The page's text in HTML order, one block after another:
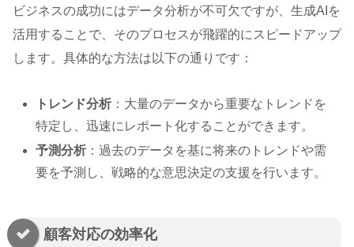
ビジネスの成功にはデータ分析が不可欠ですが、生成AIを
活用することで、そのプロセスが飛躍的にスピードアップ
します。具体的な方法は以下の通りです：
トレンド分析 ：大量のデータから重要なトレンドを
特定し、迅速にレポート化することができます。
予測分析 ：過去のデータを基に将来のトレンドや需
要を予測し、戦略的な意思決定の支援を行います。
顧客対応の効率化